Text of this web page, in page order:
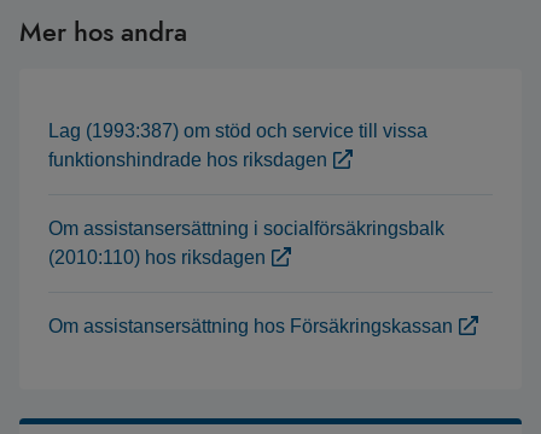
Mer hos andra
Lag (1993:387) om stöd och service till vissa
funktionshindrade hos riksdagen
Om assistansersättning i socialförsäkringsbalk
(2010:110) hos riksdagen
Om assistansersättning hos Försäkringskassan